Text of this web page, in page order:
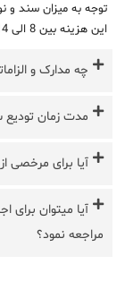
توجه به میزان سند و
این هزینه بین 8 الی 14 درصد میزان سند میباشد.
چه مدارک و
مدت زمان تودیع
آیا برای مرخصی
آیا میتوان برای
مراجعه نمود؟